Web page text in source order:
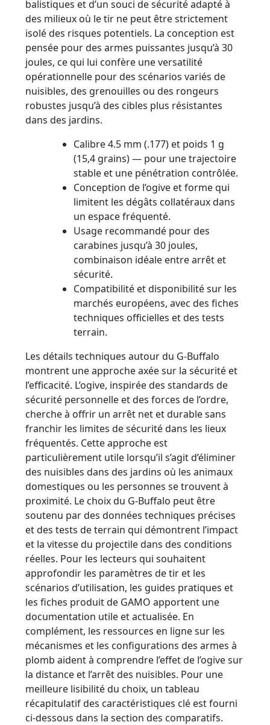
balistiques et d’un souci de sécurité adapté à
des milieux où le tir ne peut être strictement
isolé des risques potentiels. La conception est
pensée pour des armes puissantes jusqu’à 30
joules, ce qui lui confère une versatilité
opérationnelle pour des scénarios variés de
nuisibles, des grenouilles ou des rongeurs
robustes jusqu’à des cibles plus résistantes
dans des jardins.
Calibre 4.5 mm (.177) et poids 1 g
(15,4 grains) — pour une trajectoire
stable et une pénétration contrôlée.
Conception de l’ogive et forme qui
limitent les dégâts collatéraux dans
un espace fréquenté.
Usage recommandé pour des
carabines jusqu’à 30 joules,
combinaison idéale entre arrêt et
sécurité.
Compatibilité et disponibilité sur les
marchés européens, avec des fiches
techniques officielles et des tests
terrain.
Les détails techniques autour du G-Buffalo
montrent une approche axée sur la sécurité et
l’efficacité. L’ogive, inspirée des standards de
sécurité personnelle et des forces de l’ordre,
cherche à offrir un arrêt net et durable sans
franchir les limites de sécurité dans les lieux
fréquentés. Cette approche est
particulièrement utile lorsqu’il s’agit d’éliminer
des nuisibles dans des jardins où les animaux
domestiques ou les personnes se trouvent à
proximité. Le choix du G-Buffalo peut être
soutenu par des données techniques précises
et des tests de terrain qui démontrent l’impact
et la vitesse du projectile dans des conditions
réelles. Pour les lecteurs qui souhaitent
approfondir les paramètres de tir et les
scénarios d’utilisation, les guides pratiques et
les fiches produit de GAMO apportent une
documentation utile et actualisée. En
complément, les ressources en ligne sur les
mécanismes et les configurations des armes à
plomb aident à comprendre l’effet de l’ogive sur
la distance et l’arrêt des nuisibles. Pour une
meilleure lisibilité du choix, un tableau
récapitulatif des caractéristiques clé est fourni
ci-dessous dans la section des comparatifs.